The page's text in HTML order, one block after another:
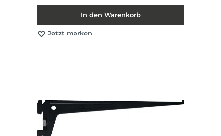
In den Warenkorb
Jetzt merken